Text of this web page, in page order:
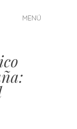
MENÚ